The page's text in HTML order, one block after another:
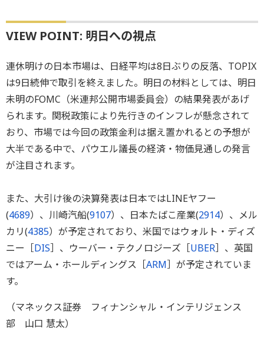
VIEW POINT: 明日への視点
連休明けの日本市場は、日経平均は8日ぶりの反落、TOPIX
は9日続伸で取引を終えました。明日の材料としては、明日
未明のFOMC（米連邦公開市場委員会）の結果発表があげ
られます。関税政策により先行きのインフレが懸念されて
おり、市場では今回の政策金利は据え置かれるとの予想が
大半である中で、パウエル議長の経済・物価見通しの発言
が注目されます。
また、大引け後の決算発表は日本ではLINEヤフー
(4689）、川崎汽船(9107）、日本たばこ産業(2914）、メル
カリ(4385）が予定されており、米国ではウォルト・ディズ
ニー［DIS］、ウーバー・テクノロジーズ［UBER］、英国
ではアーム・ホールディングス［ARM］が予定されていま
す。
（マネックス証券 フィナンシャル・インテリジェンス
部 山口 慧太）